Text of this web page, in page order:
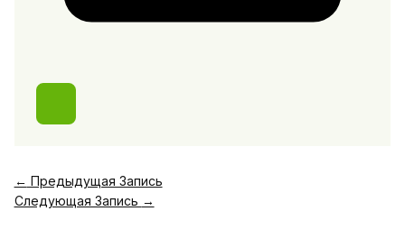
← Предыдущая Запись
Следующая Запись →